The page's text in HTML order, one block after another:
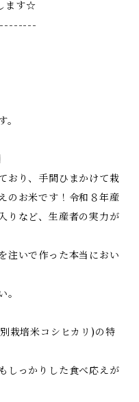
ます☆
おり、手間ひまかけて栽
のお米です！令和８年産
りなど、生産者の実力が
注いで作った本当におい
。
栽培米コシヒカリ)の特
しっかりした食べ応えが